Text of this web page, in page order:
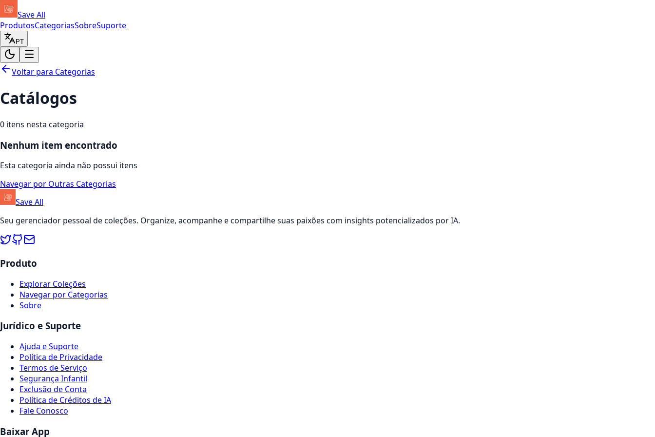
Save All
ProdutosCategoriasSobreSuporte
PT
Voltar para Categorias
Catálogos
0 itens nesta categoria
Nenhum item encontrado
Esta categoria ainda não possui itens
Navegar por Outras Categorias
Save All
Seu gerenciador pessoal de coleções. Organize, acompanhe e compartilhe suas paixões com insights potencializados por IA.
Produto
Explorar Coleções
Navegar por Categorias
Sobre
Jurídico e Suporte
Ajuda e Suporte
Política de Privacidade
Termos de Serviço
Segurança Infantil
Exclusão de Conta
Política de Créditos de IA
Fale Conosco
Baixar App